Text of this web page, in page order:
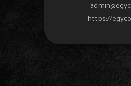
https://